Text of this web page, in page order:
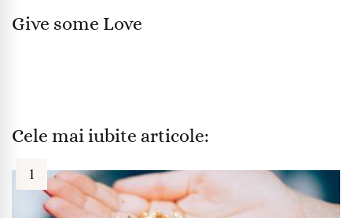
Give some Love
Cele mai iubite articole: